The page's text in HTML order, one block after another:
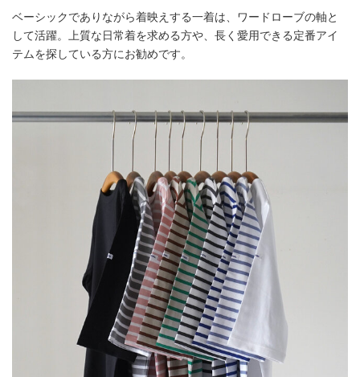
ベーシックでありながら着映えする一着は、ワードローブの軸と
して活躍。上質な日常着を求める方や、長く愛用できる定番アイ
テムを探している方にお勧めです。